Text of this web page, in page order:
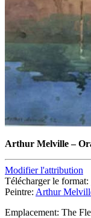
Arthur Melville–
Modifier l'attribution
Télécharger le format:
Peintre: Arthur
Emplacement: The